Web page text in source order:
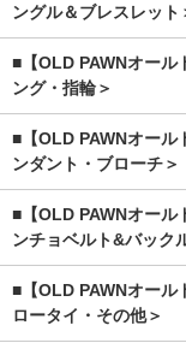
ングル＆ブレスレット
■【OLD PAWNオール
ング・指輪＞
■【OLD PAWNオール
ンダント・ブローチ＞
■【OLD PAWNオール
ンチョベルト&バック
■【OLD PAWNオール
ロータイ・その他＞